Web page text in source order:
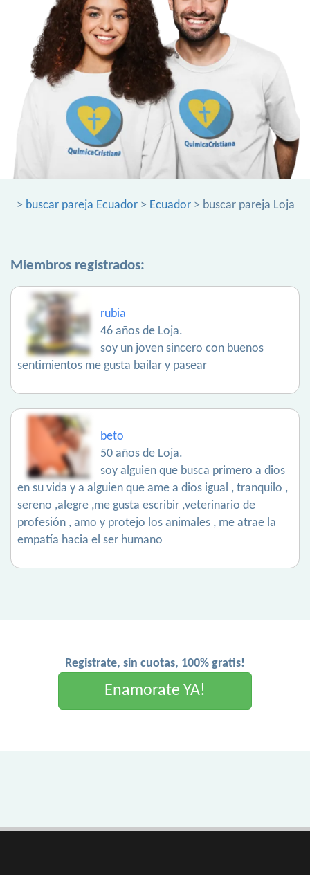
> buscar pareja Ecuador > Ecuador > buscar pareja Loja
Miembros registrados:
rubia
46 años de Loja.
soy un joven sincero con buenos
sentimientos me gusta bailar y pasear
beto
50 años de Loja.
soy alguien que busca primero a dios
en su vida y a alguien que ame a dios igual , tranquilo ,
sereno ,alegre ,me gusta escribir ,veterinario de
profesión , amo y protejo los animales , me atrae la
empatía hacia el ser humano
Registrate, sin cuotas, 100% gratis!
Enamorate YA!